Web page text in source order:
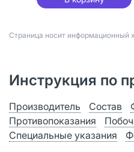
Страница носит информационный
Инструкция по
Производитель Состав
Противопоказания
Специальные указания